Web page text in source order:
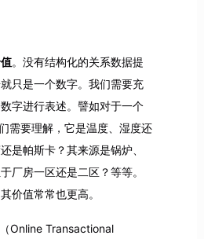
。没有结构化的关系数据提
只是一个数字。我们需要充
字进行表述。譬如对于一个
需要理解，它是温度、湿度还
是帕斯卡？其来源是锅炉、
厂房一区还是二区？等等。
价值常常也更高。
Online Transactional